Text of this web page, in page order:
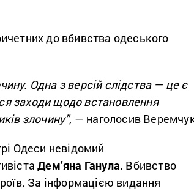
до вбивства одеського
Одна з версій слідства — це є
заходи щодо встановлення
злочину”, — наголосив
Одеси невідомий
Дем’яна Ганула. Вбивство
За інформацією видання